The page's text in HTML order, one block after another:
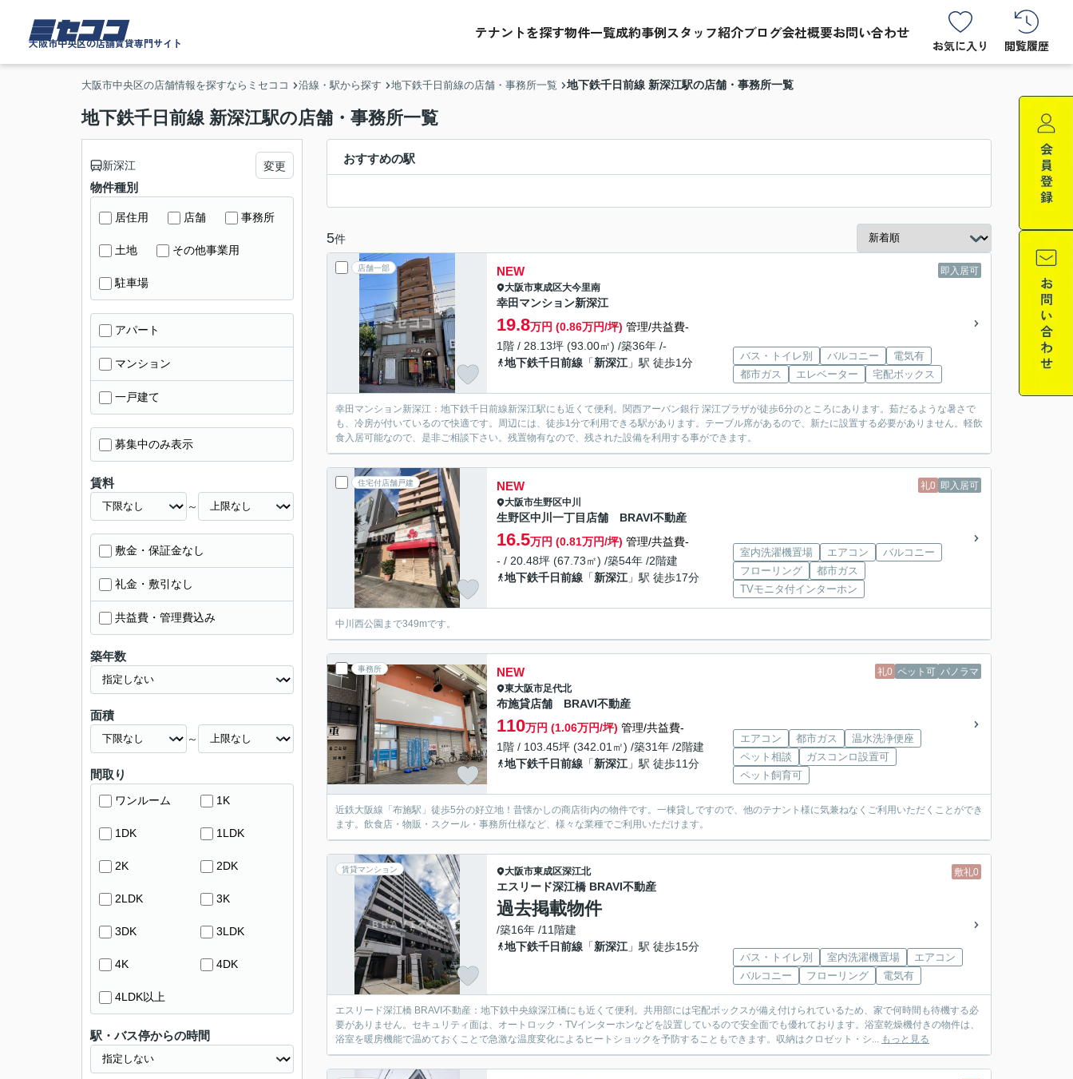
ミセココ
大阪市中央区の店舗賃貸専門サイト
テナントを探す物件一覧成約事例スタッフ紹介ブログ会社概要お問い合わせ
お気に入り 閲覧履歴
大阪市中央区の店舗情報を探すならミセココ 沿線・駅から探す 地下鉄千日前線の店舗・事務所一覧 地下鉄千日前線 新深江駅の店舗・事務所一覧
地下鉄千日前線 新深江駅の店舗・事務所一覧
おすすめの駅
5件
店舗一部 即入居可
NEW
大阪市東成区大今里南
幸田マンション新深江
19.8万円 (0.86万円/坪) 管理/共益費-
1階 / 28.13坪 (93.00㎡) /築36年 /-
地下鉄千日前線 「新深江 」駅 徒歩1分
バス・トイレ別 バルコニー
電気有
都市ガス
エレベーター 宅配ボックス
幸田マンション新深江：地下鉄千日前線新深江駅にも近くて便利。関西アーバン銀行 深江プラザが徒歩6分のところにあります。茹だるような暑さで
も、冷房が付いているので快適です。周辺には、徒歩1分で利用できる駅があります。テーブル席があるので、新たに設置する必要がありません。軽飲
食入居可能なので、是非ご相談下さい。残置物有なので、残された設備を利用する事ができます。
住宅付店舗戸建 礼0 即入居可
NEW
大阪市生野区中川
生野区中川一丁目店舗 BRAVI不動産
16.5万円 (0.81万円/坪) 管理/共益費-
- / 20.48坪 (67.73㎡) /築54年 /2階建
地下鉄千日前線 「新深江 」駅 徒歩17分
室内洗濯機置場 エアコン
バルコニー
フローリング
都市ガス
TVモニタ付インターホン
中川西公園まで349mです。
事務所 礼0 ペット可 パノラマ
NEW
東大阪市足代北
布施貸店舗 BRAVI不動産
110万円 (1.06万円/坪) 管理/共益費-
1階 / 103.45坪 (342.01㎡) /築31年 /2階建
地下鉄千日前線 「新深江 」駅 徒歩11分
エアコン 都市ガス
温水洗浄便座
ペット相談
ガスコンロ設置可
ペット飼育可
近鉄大阪線「布施駅」徒歩5分の好立地！昔懐かしの商店街内の物件です。一棟貸しですので、他のテナント様に気兼ねなくご利用いただくことができ
ます。飲食店・物販・スクール・事務所仕様など、様々な業種でご利用いただけます。
賃貸マンション 敷礼0
大阪市東成区深江北
エスリード深江橋 BRAVI不動産
過去掲載物件
/築16年 /11階建
地下鉄千日前線 「新深江 」駅 徒歩15分
バス・トイレ別 室内洗濯機置場
エアコン
バルコニー
フローリング 電気有
エスリード深江橋 BRAVI不動産：地下鉄中央線深江橋にも近くて便利。共用部には宅配ボックスが備え付けられているため、家で何時間も待機する必
要がありません。セキュリティ面は、オートロック・TVインターホンなどを設置しているので安全面でも優れております。浴室乾燥機付きの物件は、
浴室を暖房機能で温めておくことで急激な温度変化によるヒートショックを予防することもできます。収納はクロゼット・シ... もっと見る
新深江 変更
物件種別
居住用 店舗 事務所
土地 その他事業用
駐車場
アパート
マンション
一戸建て
募集中のみ表示
賃料
～
敷金・保証金なし
礼金・敷引なし
共益費・管理費込み
築年数
面積
～
間取り
ワンルーム 1K
1DK 1LDK
2K 2DK
2LDK 3K
3DK 3LDK
4K 4DK
4LDK以上
駅・バス停からの時間